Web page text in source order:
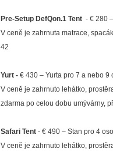
Pre-Setup DefQon.1 Tent - € 280
V ceně je zahrnuta matrace,
42
Yurt - € 430 – Yurta pro 7 a nebo 9
V ceně je zahrnuto lehátko,
zdarma po celou dobu umývárny,
Safari Tent - € 490 – Stan pro 4
V ceně je zahrnuto lehátko,